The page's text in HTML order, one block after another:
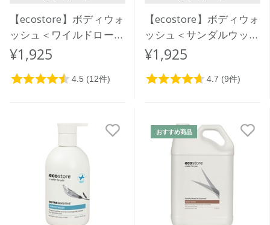
【ecostore】ボディウォ
ッシュ＜ワイルドローズ
＆シダー＞900mL
¥1,925
【ecostore】ボディウォ
ッシュ＜サンダルウッド
＆アンバー＞900mL
¥1,925
おすすめ商品